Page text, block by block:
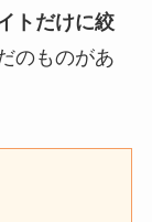
トだけに絞
のものがあ